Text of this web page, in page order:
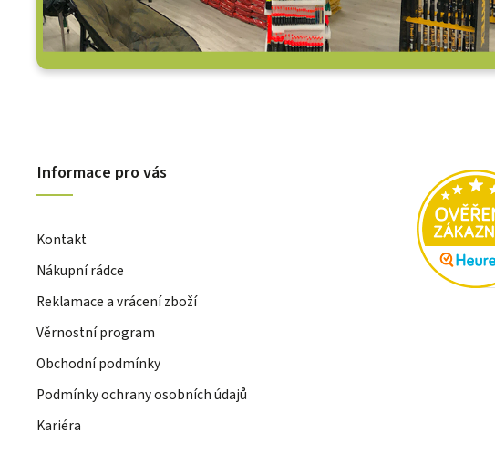
Informace pro vás
Kontakt
Nákupní rádce
Reklamace a vrácení zboží
Věrnostní program
Obchodní podmínky
Podmínky ochrany osobních údajů
Kariéra